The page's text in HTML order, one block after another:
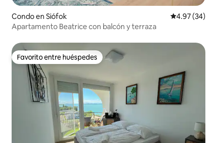
Condo en Siófok Calificación
4.97 (34)
Apartamento Beatrice con balcón y terraza
Favorito entre huéspedes
Favorito entre huéspedes